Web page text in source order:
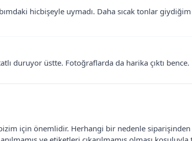
hicbişeyle uymadı. Daha sıcak tonlar giydiğim
duruyor üstte. Fotoğraflarda da harika çıktı bence.
için önemlidir. Herhangi bir nedenle